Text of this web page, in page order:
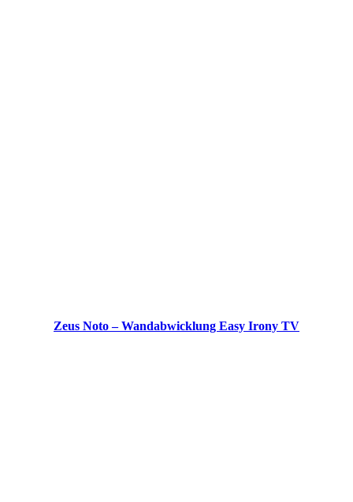
Zeus Noto – Wandabwicklung Easy Irony TV